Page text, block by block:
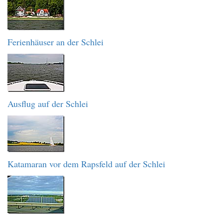
Ferienhäuser an der Schlei
Ausflug auf der Schlei
Katamaran vor dem Rapsfeld auf der Schlei